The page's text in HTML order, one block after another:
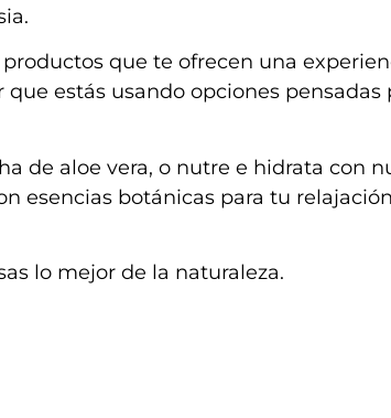
que te ofrecen una
estás usando opciones pensadas
de aloe vera, o nutre e hidrata con
esencias botánicas para tu
lo mejor de la naturaleza.